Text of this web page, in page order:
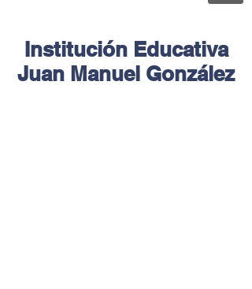
Institución Educativa
Juan Manuel González